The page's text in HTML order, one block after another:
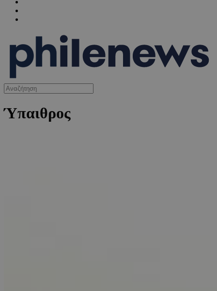
Ύπαιθρος